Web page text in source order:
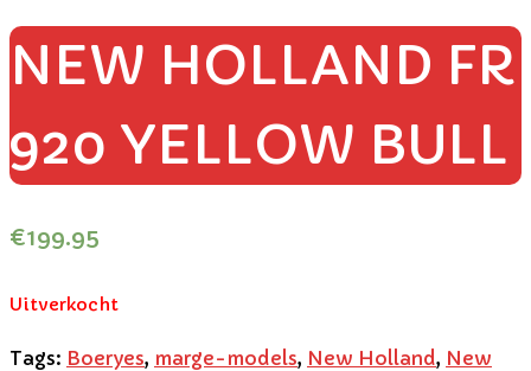
NEW HOLLAND FR
920 YELLOW BULL
€199.95
Uitverkocht
Tags: Boeryes, marge-models, New Holland, New